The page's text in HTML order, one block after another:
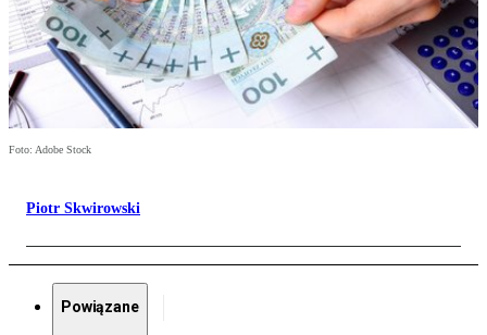
Foto: Adobe Stock
Piotr Skwirowski
Powiązane